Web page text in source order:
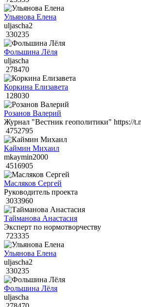
Ульянова Елена
uljascha2
330235
Фольшина Лёля
uljascha
278470
Коркина Елизавета
128030
Розанов Валерий
Журнал "Вестник геополитики" https://
4752795
Каймин Михаил
mkaymin2000
4516905
Масляков Сергей
Руководитель проекта
3033960
Тайманова Анастасия
Эксперт по нормотворчеству
723335
Ульянова Елена
uljascha2
330235
Фольшина Лёля
uljascha